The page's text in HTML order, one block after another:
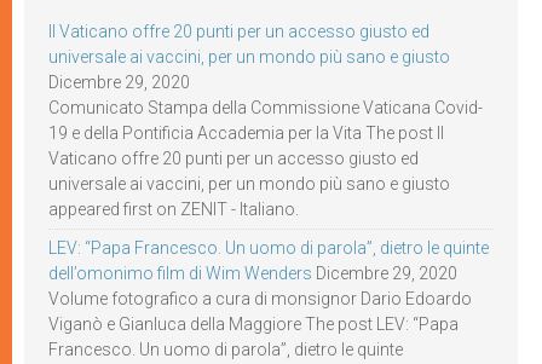
Il Vaticano offre 20 punti per un accesso giusto ed
universale ai vaccini, per un mondo più sano e giusto
Dicembre 29, 2020
Comunicato Stampa della Commissione Vaticana Covid-
19 e della Pontificia Accademia per la Vita The post Il
Vaticano offre 20 punti per un accesso giusto ed
universale ai vaccini, per un mondo più sano e giusto
appeared first on ZENIT - Italiano.
LEV: “Papa Francesco. Un uomo di parola”, dietro le quinte
dell’omonimo film di Wim Wenders Dicembre 29, 2020
Volume fotografico a cura di monsignor Dario Edoardo
Viganò e Gianluca della Maggiore The post LEV: “Papa
Francesco. Un uomo di parola”, dietro le quinte